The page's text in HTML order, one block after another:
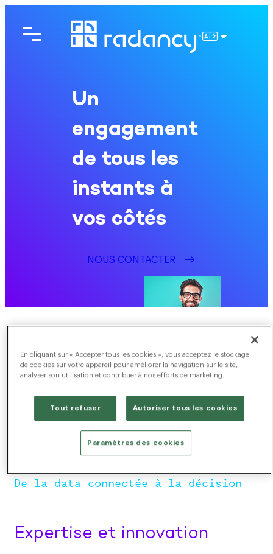
contenu
Un
engagement
de tous les
instants à
vos côtés
NOUS CONTACTER
De la data connectée à la décision
Expertise et innovation
En cliquant sur « Accepter tous les cookies », vous acceptez le stockage
de cookies sur votre appareil pour améliorer la navigation sur le site,
analyser son utilisation et contribuer à nos efforts de marketing.
Tout refuser Autoriser tous les cookies
Paramètres des cookies